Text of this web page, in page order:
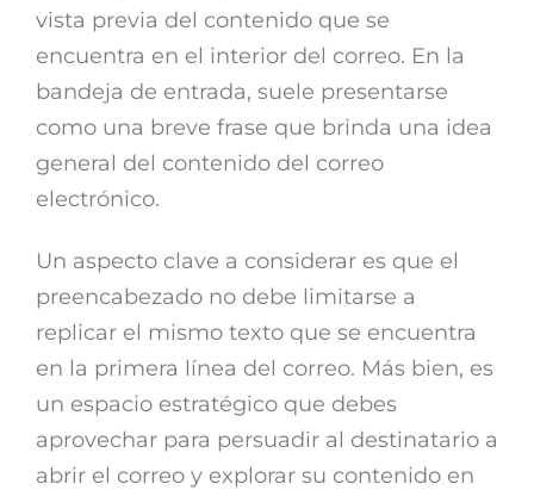
vista previa del contenido que se
encuentra en el interior del correo. En la
bandeja de entrada, suele presentarse
como una breve frase que brinda una idea
general del contenido del correo
electrónico.
Un aspecto clave a considerar es que el
preencabezado no debe limitarse a
replicar el mismo texto que se encuentra
en la primera línea del correo. Más bien, es
un espacio estratégico que debes
aprovechar para persuadir al destinatario a
abrir el correo y explorar su contenido en